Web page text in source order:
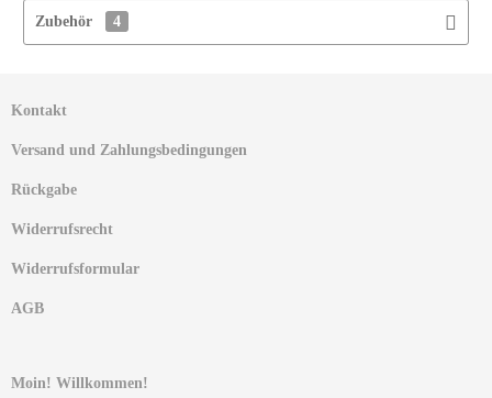
Zubehör 4
Kontakt
Versand und Zahlungsbedingungen
Rückgabe
Widerrufsrecht
Widerrufsformular
AGB
Moin! Willkommen!